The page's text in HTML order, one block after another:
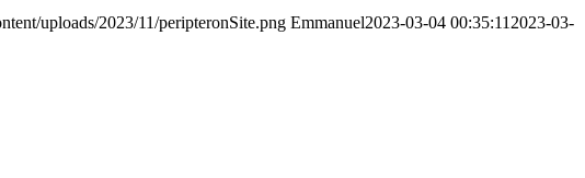
uploads/2023/11/peripteronSite.png Emmanuel2023-03-04 00:35:11 2023-03-